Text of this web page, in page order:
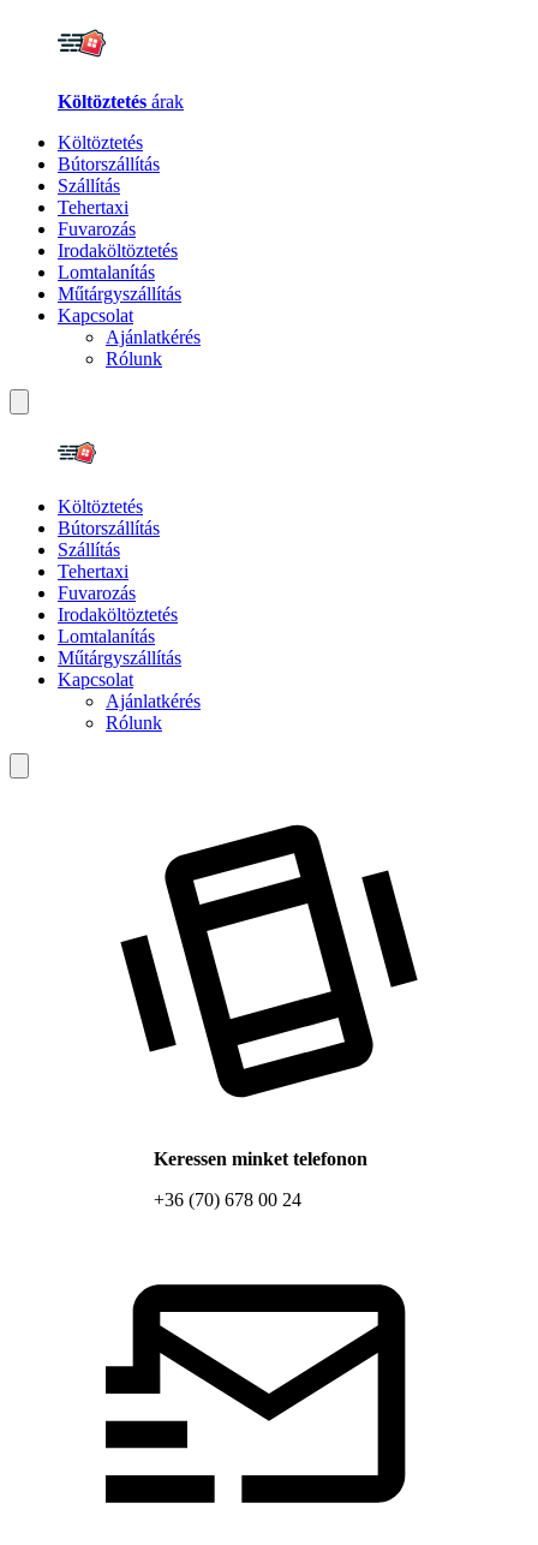
Költöztetés árak
Költöztetés
Bútorszállítás
Szállítás
Tehertaxi
Fuvarozás
Irodaköltöztetés
Lomtalanítás
Műtárgyszállítás
Kapcsolat
Ajánlatkérés
Rólunk
Költöztetés
Bútorszállítás
Szállítás
Tehertaxi
Fuvarozás
Irodaköltöztetés
Lomtalanítás
Műtárgyszállítás
Kapcsolat
Ajánlatkérés
Rólunk
Keressen minket telefonon
+36 (70) 678 00 24